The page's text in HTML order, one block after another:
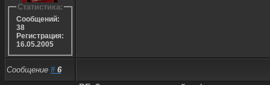
Статистика:
Сообщений:
38
Регистрация:
16.05.2005
Сообщение # 6